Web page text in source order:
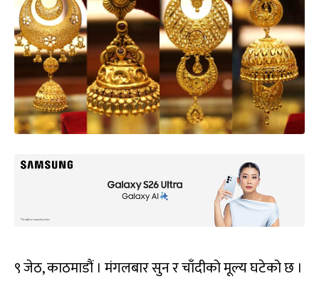
९ जेठ, काठमाडौं । मंगलबार सुन र चाँदीको मूल्य घटेको छ ।